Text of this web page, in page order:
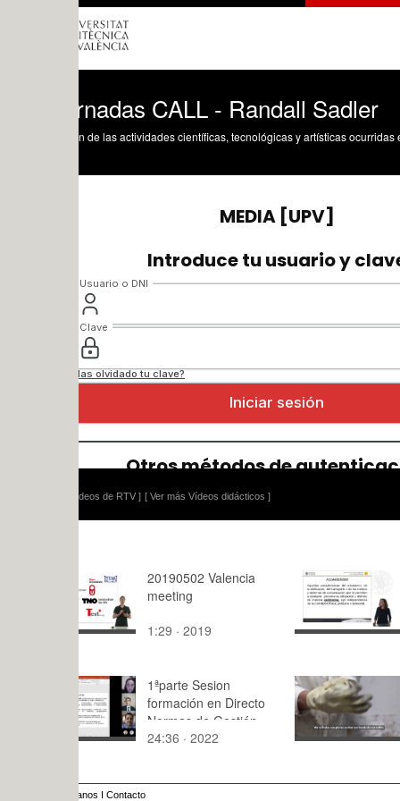
CALL - Randall Sadler
de las actividades científicas, tecnológicas y artísticas ocurridas en los tres
[ Ver más Vídeos didácticos ]
20190502 Valencia
meeting
1:29 · 2019
4:
entorno
4:11 · 2010
1ªparte Sesion
formación en Directo
Normas de Gestión
Coop
24:36 · 2022
MAKING
SHELL
7:30 · 2023